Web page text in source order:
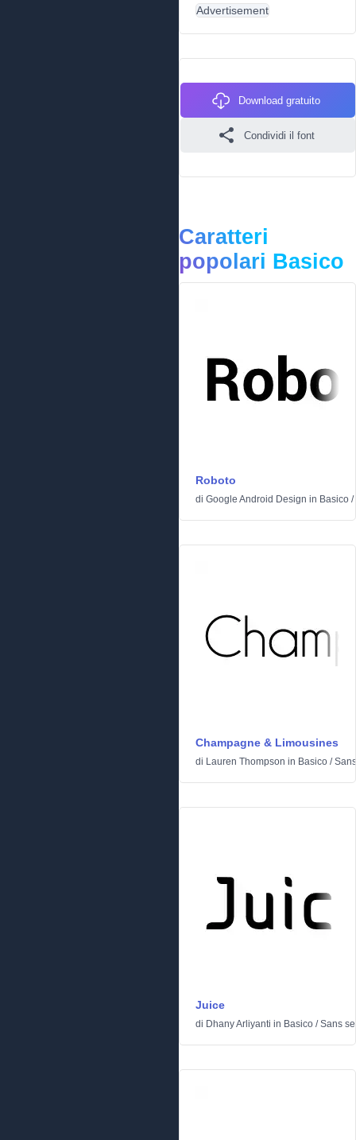
Advertisement
Download gratuito
Condividi il font
Caratteri
popolari Basico
Roboto
di Google Android Design in Basico /
Champagne & Limousines
di Lauren Thompson in Basico /
Juice
di Dhany Arliyanti in Basico /Sans